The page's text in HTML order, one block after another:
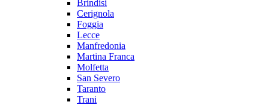
Brindisi
Cerignola
Foggia
Lecce
Manfredonia
Martina Franca
Molfetta
San Severo
Taranto
Trani